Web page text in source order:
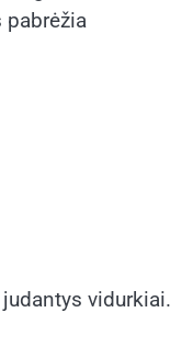
vidurkiai.